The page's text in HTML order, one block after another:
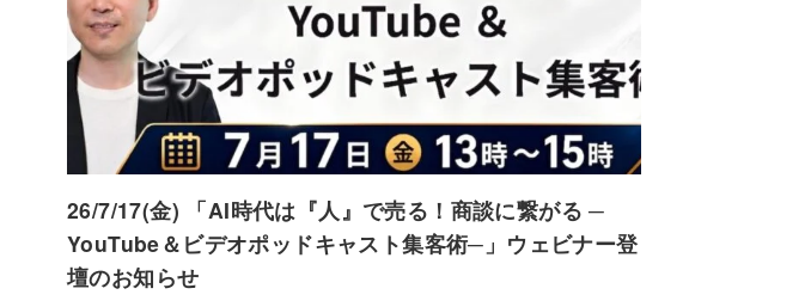
26/7/17(金) 「AI時代は『人』で売る！商談に繋がる ─
YouTube＆ビデオポッドキャスト集客術─」ウェビナー登
壇のお知らせ